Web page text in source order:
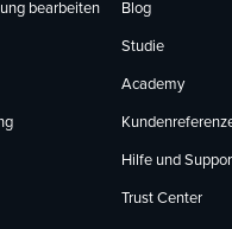
bearbeiten Blog
Studie
Academy
Hilfe und
Trust Center